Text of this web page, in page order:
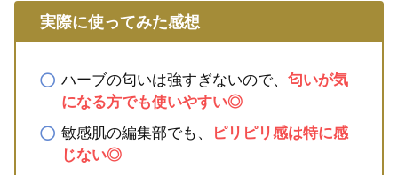
実際に使ってみた感想
ハーブの匂いは強すぎないので、 匂いが気
になる方でも使いやすい◎
敏感肌の編集部でも、
ピリピリ感は特に感
じない◎